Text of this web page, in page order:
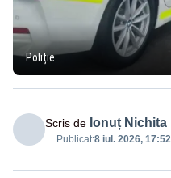
Poliție
Scris de Ionuț Nichita
Publicat:8 iul. 2026, 17:52